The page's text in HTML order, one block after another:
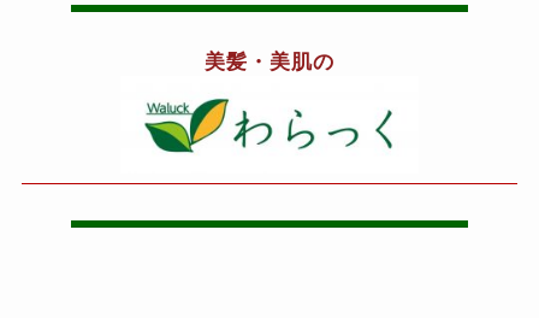
美髪・美肌の